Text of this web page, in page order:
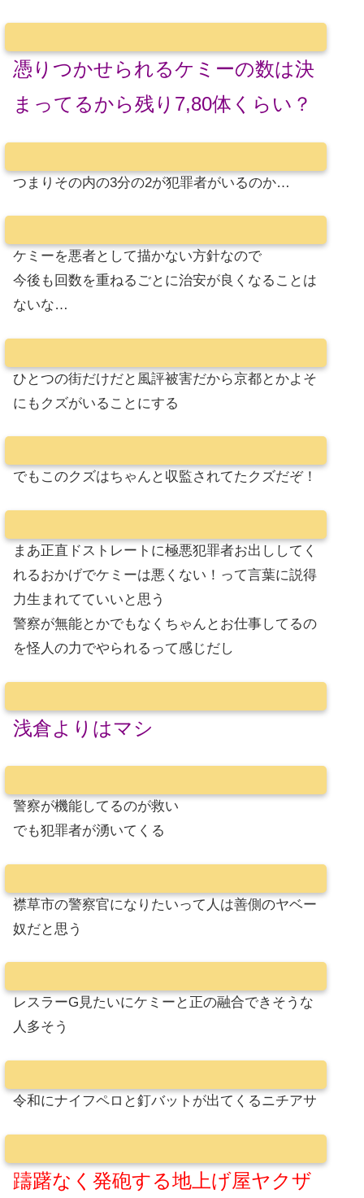
憑りつかせられるケミーの数は決
まってるから残り7,80体くらい？
つまりその内の3分の2が犯罪者がいるのか…
ケミーを悪者として描かない方針なので
今後も回数を重ねるごとに治安が良くなることは
ないな…
ひとつの街だけだと風評被害だから京都とかよそ
にもクズがいることにする
でもこのクズはちゃんと収監されてたクズだぞ！
まあ正直ドストレートに極悪犯罪者お出ししてく
れるおかげでケミーは悪くない！って言葉に説得
力生まれてていいと思う
警察が無能とかでもなくちゃんとお仕事してるの
を怪人の力でやられるって感じだし
浅倉よりはマシ
警察が機能してるのが救い
でも犯罪者が湧いてくる
襟草市の警察官になりたいって人は善側のヤベー
奴だと思う
レスラーG見たいにケミーと正の融合できそうな
人多そう
令和にナイフペロと釘バットが出てくるニチアサ
躊躇なく発砲する地上げ屋ヤクザ